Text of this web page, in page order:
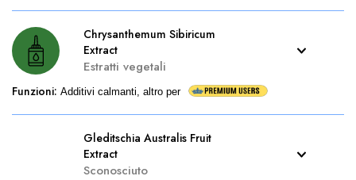
Chrysanthemum Sibiricum
Extract
Estratti vegetali
Funzioni: Additivi calmanti, altro per
Gleditschia Australis Fruit
Extract
Sconosciuto